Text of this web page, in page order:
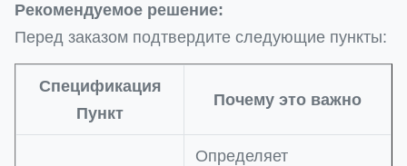
Рекомендуемое решение:
Перед заказом подтвердите следующие пункты:
Спецификация
Пункт
Почему это важно
Определяет